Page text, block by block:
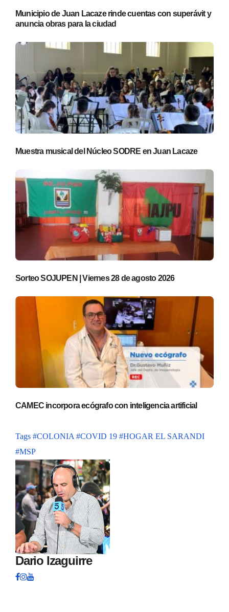
Municipio de Juan Lacaze rinde cuentas con superávit y
anuncia obras para la ciudad
Muestra musical del Núcleo SODRE en Juan Lacaze
Sorteo SOJUPEN | Viernes 28 de agosto 2026
CAMEC incorpora ecógrafo con inteligencia artificial
Tags #COLONIA #COVID 19 #HOGAR EL SARANDI
#MSP
Dario Izaguirre